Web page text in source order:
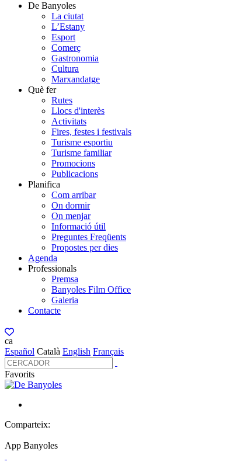
De Banyoles
La ciutat
L’Estany
Esport
Comerç
Gastronomia
Cultura
Marxandatge
Què fer
Rutes
Llocs d'interès
Activitats
Fires, festes i festivals
Turisme esportiu
Turisme familiar
Promocions
Publicacions
Planifica
Com arribar
On dormir
On menjar
Informació útil
Preguntes Freqüents
Propostes per dies
Agenda
Professionals
Premsa
Banyoles Film Office
Galeria
Contacte
ca
Español Català English Français
Favorits
Comparteix:
App Banyoles